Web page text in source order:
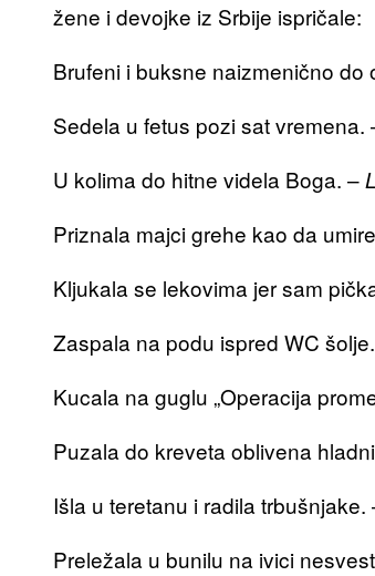
žene i devojke iz Srbije ispričale:
Brufeni i buksne naizmenično do
Sedela u fetus pozi sat vremena.
U kolima do hitne videla Boga. –
Priznala majci grehe kao da
Kljukala se lekovima jer sam
Zaspala na podu ispred WC
Kucala na guglu „Operacija
Puzala do kreveta oblivena
Išla u teretanu i radila trbušnjake.
Preležala u bunilu na ivici